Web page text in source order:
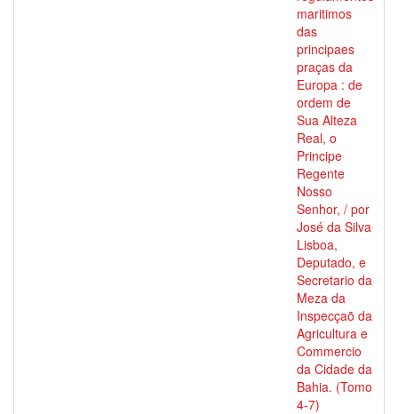
maritimos
das
principaes
praças da
Europa : de
ordem de
Sua Alteza
Real, o
Principe
Regente
Nosso
Senhor, / por
José da Silva
Lisboa,
Deputado, e
Secretario da
Meza da
Inspecçaõ da
Agricultura e
Commercio
da Cidade da
Bahia. (Tomo
4-7)